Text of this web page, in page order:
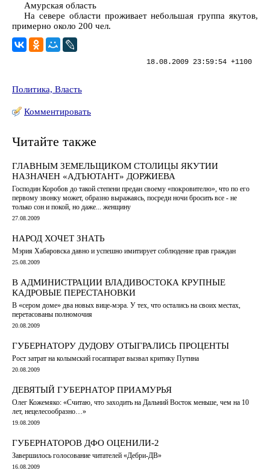
Амурская область
На севере области проживает небольшая группа якутов,
примерно около 200 чел.
18.08.2009 23:59:54 +1100
Политика, Власть
Комментировать
Читайте также
ГЛАВНЫМ ЗЕМЕЛЬЩИКОМ СТОЛИЦЫ ЯКУТИИ
НАЗНАЧЕН «АДЪЮТАНТ» ДОРЖИЕВА
Господин Коробов до такой степени предан своему «покровителю», что по его
первому звонку может, образно выражаясь, посреди ночи бросить все - не
только сон и покой, но даже... женщину
27.08.2009
НАРОД ХОЧЕТ ЗНАТЬ
Мэрия Хабаровска давно и успешно имитирует соблюдение прав граждан
25.08.2009
В АДМИНИСТРАЦИИ ВЛАДИВОСТОКА КРУПНЫЕ
КАДРОВЫЕ ПЕРЕСТАНОВКИ
В «cером доме» два новых вице-мэра. У тех, что остались на своих местах,
перетасованы полномочия
20.08.2009
ГУБЕРНАТОРУ ДУДОВУ ОТЫГРАЛИСЬ ПРОЦЕНТЫ
Рост затрат на колымский госаппарат вызвал критику Путина
20.08.2009
ДЕВЯТЫЙ ГУБЕРНАТОР ПРИАМУРЬЯ
Олег Кожемяко: «Считаю, что заходить на Дальний Восток меньше, чем на 10
лет, нецелесообразно…»
19.08.2009
ГУБЕРНАТОРОВ ДФО ОЦЕНИЛИ-2
Завершилось голосование читателей «Дебри-ДВ»
16.08.2009